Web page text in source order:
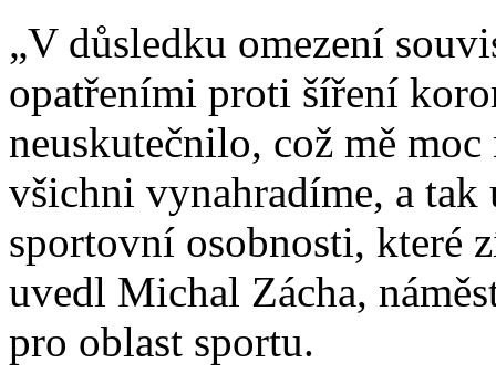
„V důsledku omezení
opatřeními proti šíření
neuskutečnilo, což mě
všichni vynahradíme, a
sportovní osobnosti, které
uvedl Michal Zácha,
pro oblast sportu.